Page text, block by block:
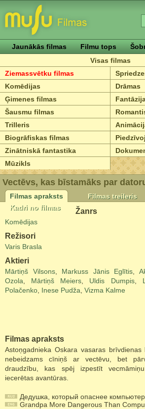
Jaunākās filmas Filmu tops
Visas filmas
Ziemassvētku filmas
Komēdijas
Drāmas
Ģimenes filmas
Šausmu filmas
Trilleris
Biogrāfiskas filmas
Zinātniskā fantastika
Mūzikls
Vectēvs, kas bīstamāks par
Filmas apraksts
Filmas treileris
Kadri no filmas
Žanrs
Komēdijas
Režisori
Varis Brasla
Aktieri
Mārtiņš Vilsons, Markuss Jānis Eglītis
Ozola
Mārtiņš Meiers Uldis Dumpis,
Polačenko Inese Pudža Vizma Kalme
Filmas apraksts
Astoņgadnieka Oskara vasaras
nebeidzams cīniņš ar vectēvu, bet
draudzību, kas spēj izpestīt
iecerētas avantūras.
Дедушка, который опаснее
Grandpa More Dangerous Than